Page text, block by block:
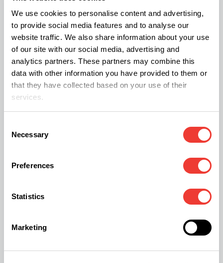
We use cookies to personalise content and advertising,
to provide social media features and to analyse our
website traffic. We also share information about your use
of our site with our social media, advertising and
analytics partners. These partners may combine this
data with other information you have provided to them or
that they have collected based on your use of their
services.
Selection
Necessary
Preferences
Statistics
Marketing
experimenta unmovimiento exterior parcial. Al
no abrirse la compuerta del todo, el motor interior
de la célula no puede funcionar a pleno
rendimiento, limitando la respuesta de la neurona.
geométrico de la potencia
Para los cultivadores y entusiastas de la química
esconde un componente clave: su
cadena lateral
compuesta por 5 átomos de carbono que